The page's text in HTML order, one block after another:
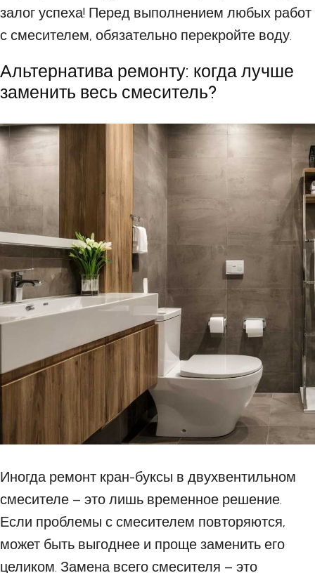
залог успеха! Перед выполнением любых работ
с смесителем, обязательно перекройте воду.
Альтернатива ремонту: когда лучше
заменить весь смеситель?
Иногда ремонт кран-буксы в двухвентильном
смесителе – это лишь временное решение.
Если проблемы с смесителем повторяются,
может быть выгоднее и проще заменить его
целиком. Замена всего смесителя – это